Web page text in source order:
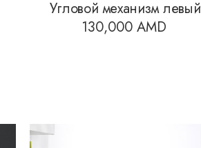
Угловой механизм левый
130,000 AMD